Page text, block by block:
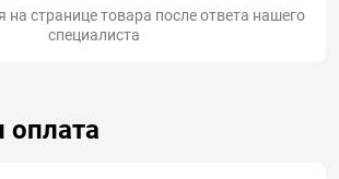
на странице товара после ответа нашего
специалиста
оплата